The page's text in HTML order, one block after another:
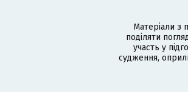
Матеріали з
поділяти
участь у
судження,